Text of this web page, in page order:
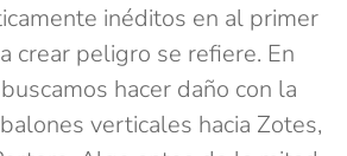
inéditos en al primer
crear peligro se refiere. En
hacer daño con la
verticales hacia Zotes,